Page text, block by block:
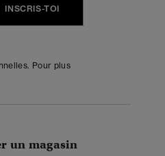
INSCRIS-TOI
Pour plus
un magasin